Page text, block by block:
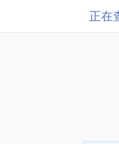
正在